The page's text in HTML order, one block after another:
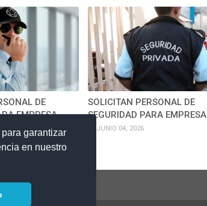
garantizar
en nuestro
DE
EMPRESA
SOLICITAN PERSONAL DE
SEGURIDAD PARA EMPRESA
JUNIO 04, 2026